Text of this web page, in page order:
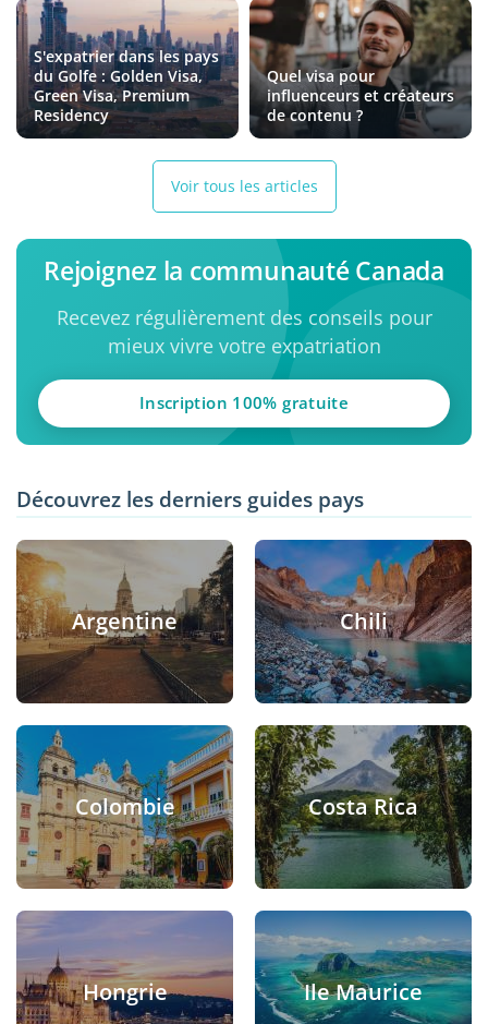
S'expatrier dans les pays
du Golfe : Golden Visa,
Green Visa, Premium
Residency
Quel visa pour
influenceurs et créateurs
de contenu ?
Voir tous les articles
Rejoignez la communauté Canada
Recevez régulièrement des conseils pour
mieux vivre votre expatriation
Inscription 100% gratuite
Découvrez les derniers guides pays
Argentine Chili
Colombie Costa Rica
Hongrie Ile Maurice